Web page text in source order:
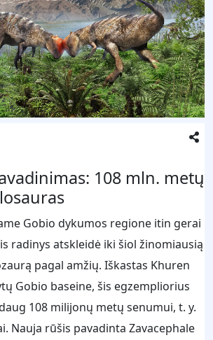
108 mln. metų
Gobio dykumos regione itin gerai
radinys atskleidė iki šiol žinomiausią
pagal amžių. Iškastas Khuren
Gobio baseine, šis egzempliorius
108 milijonų metų senumui, t. y.
Nauja rūšis pavadinta Zavacephale